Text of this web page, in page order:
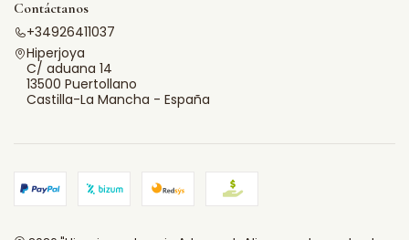
Contáctanos
+34926411037
Hiperjoya
C/ aduana 14
13500 Puertollano
Castilla-La Mancha - España